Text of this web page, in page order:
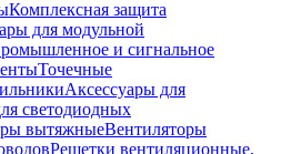
Комплексная защита
для модульной
и сигнальное
Точечные
Аксессуары для
светодиодных
вытяжныеВентиляторы
Решетки вентиляционные,